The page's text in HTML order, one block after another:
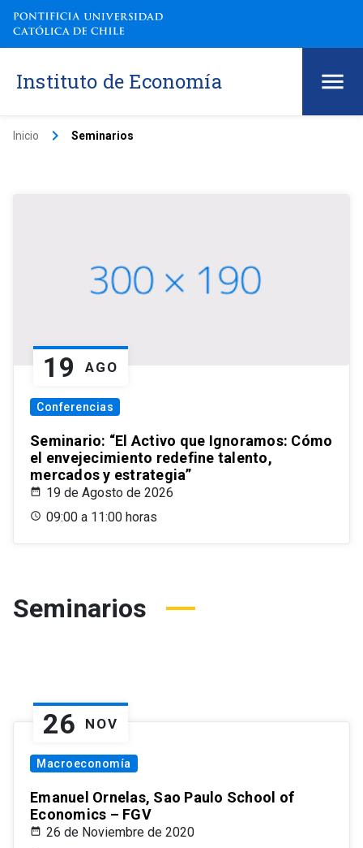
Instituto de Economía
Inicio keyboard_arrow_right Seminarios
19 AGO
Conferencias
Seminario: “El Activo que Ignoramos: Cómo
el envejecimiento redefine talento,
mercados y estrategia”
19 de Agosto de 2026
09:00 a 11:00 horas
Seminarios
26 NOV
Macroeconomía
Emanuel Ornelas, Sao Paulo School of
Economics – FGV
26 de Noviembre de 2020